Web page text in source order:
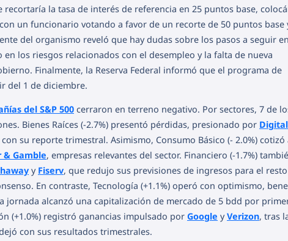
recortaría la tasa de interés de referencia en 25 puntos base,
un funcionario votando a favor de un recorte de 50 puntos base
del organismo reveló que hay dudas sobre los pasos a seguir
los riesgos relacionados con el desempleo y la falta de nueva
Finalmente, la Reserva Federal informó que el programa de
del 1 de diciembre.
del S&P 500 cerraron en terreno negativo. Por sectores, 7 de
Bienes Raíces (-2.7%) presentó pérdidas, presionado por
su reporte trimestral. Asimismo, Consumo Básico (- 2.0%) cotizó
& Gamble, empresas relevantes del sector. Financiero (-1.7%)
y Fiserv, que redujo sus previsiones de ingresos para el
En contraste, Tecnología (+1.1%) operó con optimismo,
jornada alcanzó una capitalización de mercado de 5 bdd por
(+1.0%) registró ganancias impulsado por Google yVerizon, tras
con sus resultados trimestrales.